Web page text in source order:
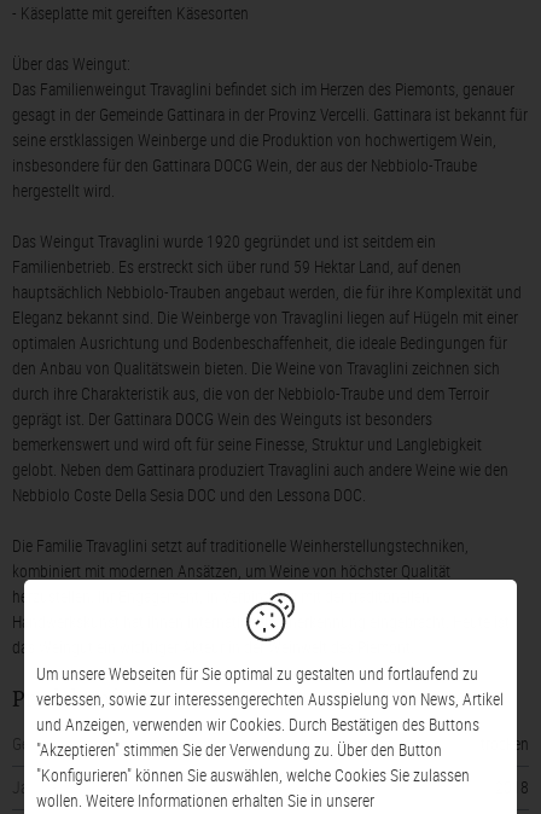
- Käseplatte mit gereiften Käsesorten
Über das Weingut:
Das Familienweingut Travaglini befindet sich im Herzen des Piemonts, genauer
gesagt in der Gemeinde Gattinara in der Provinz Vercelli. Gattinara ist bekannt für
seine erstklassigen Weinberge und die Produktion von hochwertigem Wein,
insbesondere für den Gattinara DOCG Wein, der aus der Nebbiolo-Traube
hergestellt wird.
Das Weingut Travaglini wurde 1920 gegründet und ist seitdem ein
Familienbetrieb. Es erstreckt sich über rund 59 Hektar Land, auf denen
hauptsächlich Nebbiolo-Trauben angebaut werden, die für ihre Komplexität und
Eleganz bekannt sind. Die Weinberge von Travaglini liegen auf Hügeln mit einer
optimalen Ausrichtung und Bodenbeschaffenheit, die ideale Bedingungen für
den Anbau von Qualitätswein bieten. Die Weine von Travaglini zeichnen sich
durch ihre Charakteristik aus, die von der Nebbiolo-Traube und dem Terroir
geprägt ist. Der Gattinara DOCG Wein des Weinguts ist besonders
bemerkenswert und wird oft für seine Finesse, Struktur und Langlebigkeit
gelobt. Neben dem Gattinara produziert Travaglini auch andere Weine wie den
Nebbiolo Coste Della Sesia DOC und den Lessona DOC.
Die Familie Travaglini setzt auf traditionelle Weinherstellungstechniken,
kombiniert mit modernen Ansätzen, um Weine von höchster Qualität
herzustellen. Ihr Engagement, in Verbindung mit der traditonellen
Handwerkskunst hat ihnen internationale Anerkennung eingebracht. Heute ist
das Weingut ein wichtiger Akteur in der Weinwelt des Piemont.
Produktinformationen
Geschmack
trocken
Jahrgang
2018
Um unsere Webseiten für Sie optimal zu gestalten und fortlaufend zu
verbessen, sowie zur interessengerechten Ausspielung von News, Artikel
und Anzeigen, verwenden wir Cookies. Durch Bestätigen des Buttons
"Akzeptieren" stimmen Sie der Verwendung zu. Über den Button
"Konfigurieren" können Sie auswählen, welche Cookies Sie zulassen
wollen. Weitere Informationen erhalten Sie in unserer